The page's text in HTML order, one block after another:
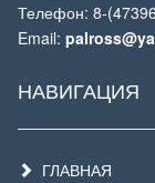
Телефон: 8-
Email:
НАВИГАЦИЯ
ГЛАВНАЯ